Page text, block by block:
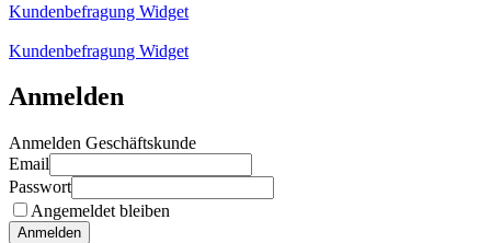
Kundenbefragung Widget
Kundenbefragung Widget
Anmelden
Anmelden Geschäftskunde
Email
Passwort
Angemeldet bleiben
Anmelden